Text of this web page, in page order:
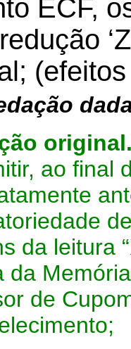
ECF,
ao final
da leitura
da
de